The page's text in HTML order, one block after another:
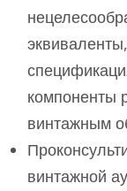
компоненты
винтажным
винтажной